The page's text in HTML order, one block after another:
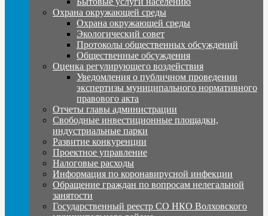
Охрана окружающей среды
Охрана окружающей среды
Экологический совет
Протоколы общественных обсуждений
Общественные обсуждения
Оценка регулирующего воздействия
Уведомления о публичном проведении
экспертизы муниципального нормативного
правового акта
Отчеты главы администрации
Свободные инвестиционные площадки,
индустриальные парки
Развитие конкуренции
Проектное управление
Налоговые расходы
Информация по коронавирусной инфекции
Обращение граждан по вопросам нелегальной
занятости
Государственный реестр СО НКО Волховского